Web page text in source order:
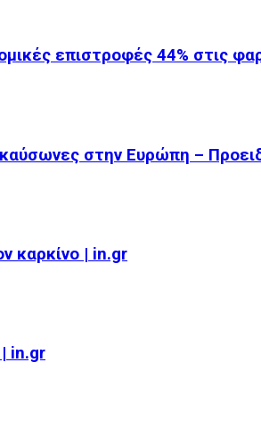
επιστροφές 44% στις
στην Ευρώπη –
καρκίνο | in.gr
in.gr